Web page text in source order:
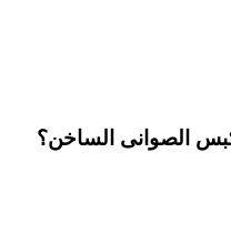
الصوانى الساخن؟